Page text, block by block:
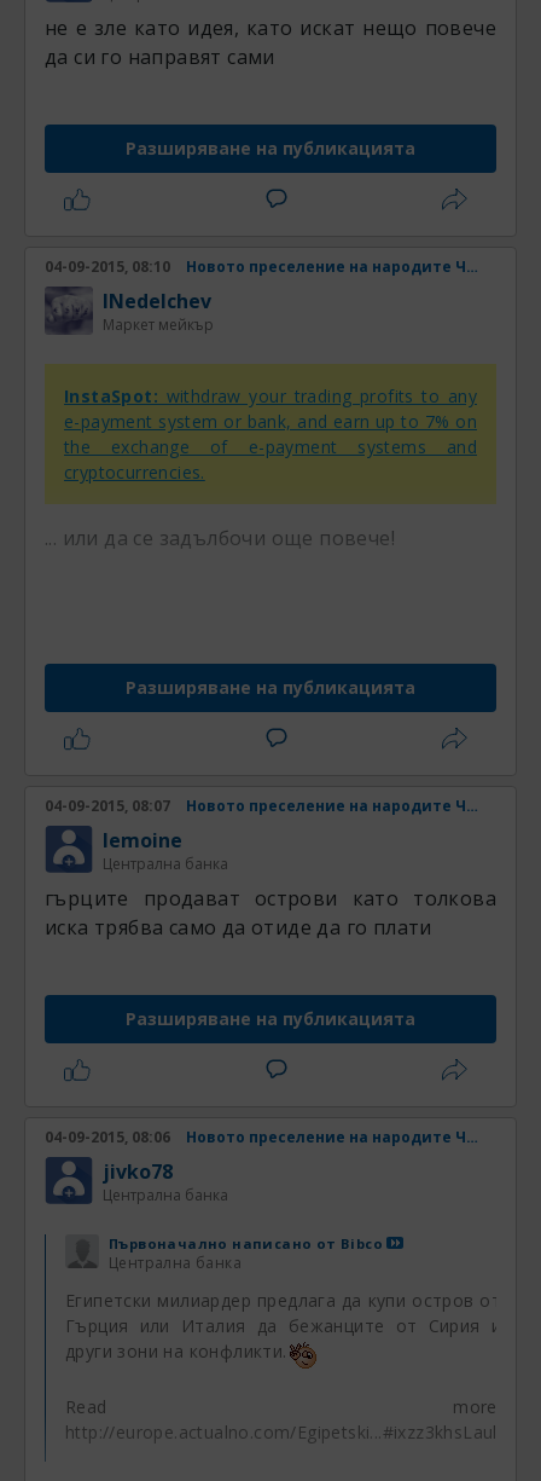
не е зле като идея, като искат нещо повече
да си го направят сами
Разширяване на публикацията
04-09-2015, 08:10 Новото преселение на народите Част 4
INedelchev
Маркет мейкър
InstaSpot: withdraw your trading profits to any
e-payment system or bank, and earn up to 7% on
the exchange of e-payment systems and
cryptocurrencies.
... или да се задълбочи още повече!
Разширяване на публикацията
04-09-2015, 08:07 Новото преселение на народите Част 4
lemoine
Централна банка
гърците продават острови като толкова
иска трябва само да отиде да го плати
Разширяване на публикацията
04-09-2015, 08:06 Новото преселение на народите Част 4
jivko78
Централна банка
Първоначално написано от Bibco
Централна банка
Египетски милиардер предлага да купи остров от
Гърция или Италия да бежанците от Сирия и
други зони на конфликти.
Read more:
http://europe.actualno.com/Egipetski...#ixzz3khsLaull